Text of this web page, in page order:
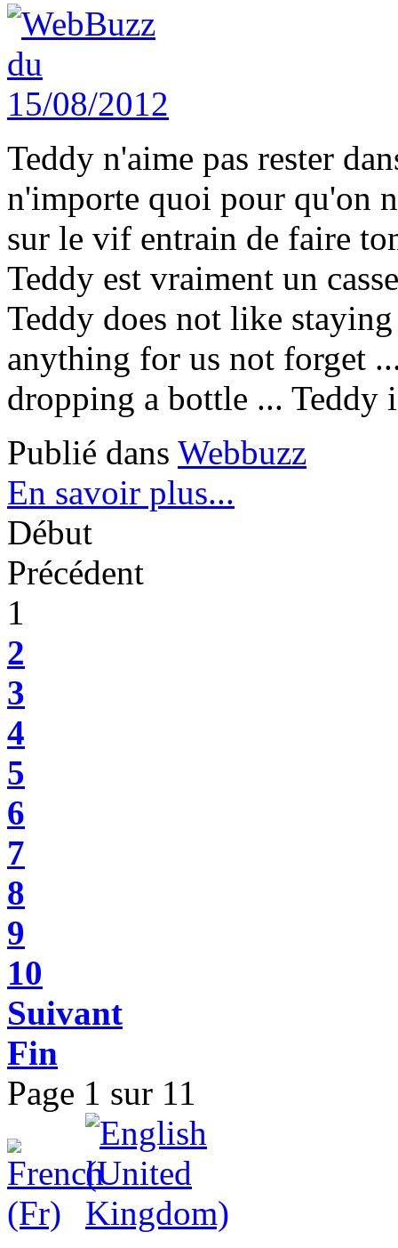
Teddy n'aime pas rester
n'importe quoi pour qu'on
sur le vif entrain de faire
Teddy est vraiment un
Teddy does not like
anything for us not forget
dropping a bottle ... Teddy
Publié dans Webbuzz
En savoir plus...
Début
Précédent
1
2
3
4
5
6
7
8
9
10
Suivant
Fin
Page 1 sur 11